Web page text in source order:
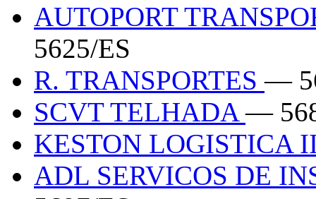
AUTOPORT
5625/ES
R. TRANSPORTES—
SCVT TELHADA—
KESTON LOGISTICA
ADL SERVICOS DE